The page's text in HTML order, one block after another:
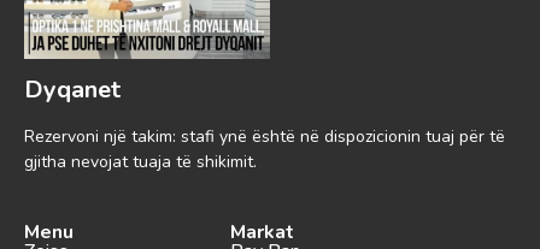
Dyqanet
Rezervoni një takim: stafi ynë është në dispozicionin tuaj për të
gjitha nevojat tuaja të shikimit.
Menu Markat